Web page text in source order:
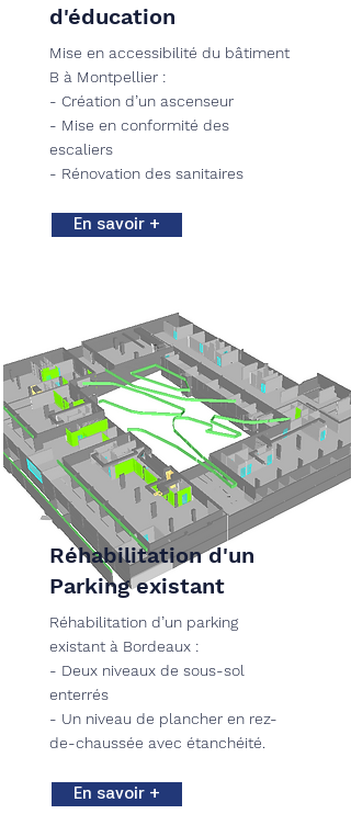
d'éducation
Mise en accessibilité du bâtiment
B à Montpellier :
- Création d’un ascenseur
- Mise en conformité des
escaliers
- Rénovation des sanitaires
En savoir +
Réhabilitation d'un
Parking existant
Réhabilitation d’un parking
existant à Bordeaux :
- Deux niveaux de sous-sol
enterrés
- Un niveau de plancher en rez-
de-chaussée avec étanchéité.
En savoir +